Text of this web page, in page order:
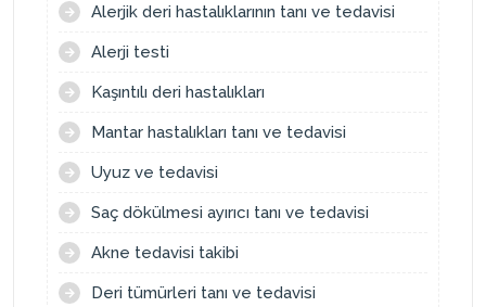
Alerjik deri hastalıklarının tanı ve tedavisi
Alerji testi
Kaşıntılı deri hastalıkları
Mantar hastalıkları tanı ve tedavisi
Uyuz ve tedavisi
Saç dökülmesi ayırıcı tanı ve tedavisi
Akne tedavisi takibi
Deri tümürleri tanı ve tedavisi